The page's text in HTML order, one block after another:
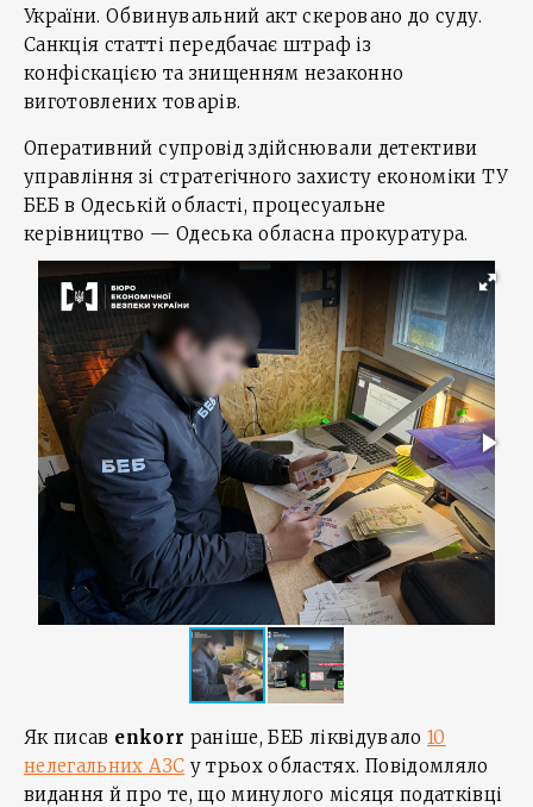
України. Обвинувальний акт скеровано до суду.
Санкція статті передбачає штраф із
конфіскацією та знищенням незаконно
виготовлених товарів.
Оперативний супровід здійснювали детективи
управління зі стратегічного захисту економіки ТУ
БЕБ в Одеській області, процесуальне
керівництво — Одеська обласна прокуратура.
Як писав enkorr раніше, БЕБ ліквідувало10
нелегальних АЗС у трьох областях. Повідомляло
видання й про те, що минулого місяця податківці